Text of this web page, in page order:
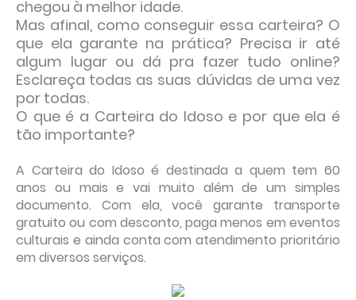
chegou à melhor idade.
Mas afinal, como conseguir essa carteira? O
que ela garante na prática? Precisa ir até
algum lugar ou dá pra fazer tudo online?
Esclareça todas as suas dúvidas de uma vez
por todas.
O que é a Carteira do Idoso e por que ela é
tão importante?
A Carteira do Idoso é destinada a quem tem 60
anos ou mais e vai muito além de um simples
documento. Com ela, você garante transporte
gratuito ou com desconto, paga menos em eventos
culturais e ainda conta com atendimento prioritário
em diversos serviços.